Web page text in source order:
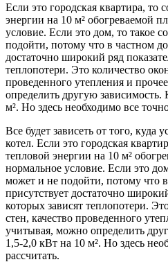
Если это городская квартира, то
энергии на 10 м² обогреваемой
условие. Если это дом, то такое
подойти, потому что в частном
достаточно широкий ряд
теплопотери. Это количество
проведенного утепления и
определить другую
м². Но здесь необходимо все
Все будет зависеть от того, куда
котел. Если это городская
тепловой энергии на 10 м²
нормальное условие. Если это
может и не подойти, потому что
присутствует достаточно
которых зависят теплопотери.
стен, качество проведенного
учитывая, можно определить
1,5-2,0 кВт на 10 м². Но здесь
рассчитать.